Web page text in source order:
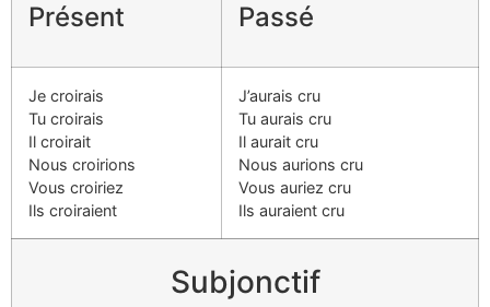
Présent Passé
Je croirais
Tu croirais
Il croirait
Nous croirions
Vous croiriez
Ils croiraient
J’aurais cru
Tu aurais cru
Il aurait cru
Nous aurions cru
Vous auriez cru
Ils auraient cru
Subjonctif